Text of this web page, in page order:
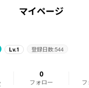
マイページ
Lv.1 登録日数:544
0
フォロー